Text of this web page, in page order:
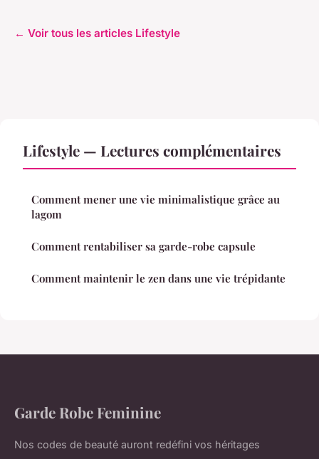
← Voir tous les articles Lifestyle
Lifestyle — Lectures complémentaires
Comment mener une vie minimalistique grâce au
lagom
Comment rentabiliser sa garde-robe capsule
Comment maintenir le zen dans une vie trépidante
Garde Robe Feminine
Nos codes de beauté auront redéfini vos héritages